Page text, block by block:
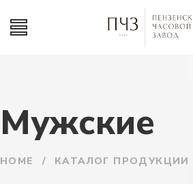
Мужские
HOME / КАТАЛОГ ПРОДУКЦИИ